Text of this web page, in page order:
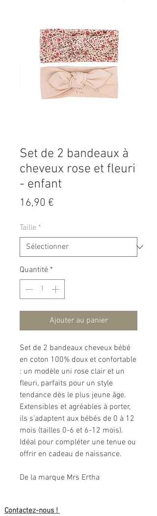
Set de 2 bandeaux à
cheveux rose et fleuri
- enfant
16,90 €
Taille *
Quantité *
Ajouter au panier
Set de 2 bandeaux cheveux bébé
en coton 100% doux et confortable
: un modèle uni rose clair et un
fleuri, parfaits pour un style
tendance dès le plus jeune âge.
Extensibles et agréables à porter,
ils s’adaptent aux bébés de 0 à 12
mois (tailles 0-6 et 6-12 mois).
Idéal pour compléter une tenue ou
offrir en cadeau de naissance.
De la marque Mrs Ertha
Contactez-nous !